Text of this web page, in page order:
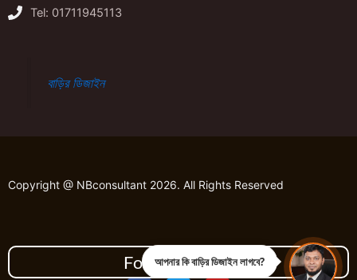
Tel: 01711945113
বাড়ির ডিজাইন
Copyright @ NBconsultant 2026. All Rights Reserved
Follow Us On
আপনার কি বাড়ির ডিজাইন লাগবে?